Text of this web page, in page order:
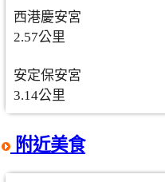
西港慶安宮
2.57公里
安定保安宮
3.14公里
附近美食